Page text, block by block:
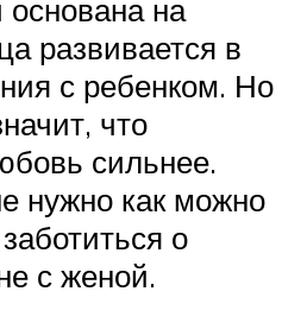
на
развивается в
с ребенком. Но
что
сильнее.
нужно как можно
о
с женой.